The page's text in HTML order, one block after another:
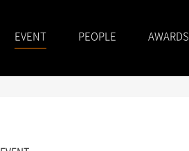
EVENT PEOPLE AWARDS